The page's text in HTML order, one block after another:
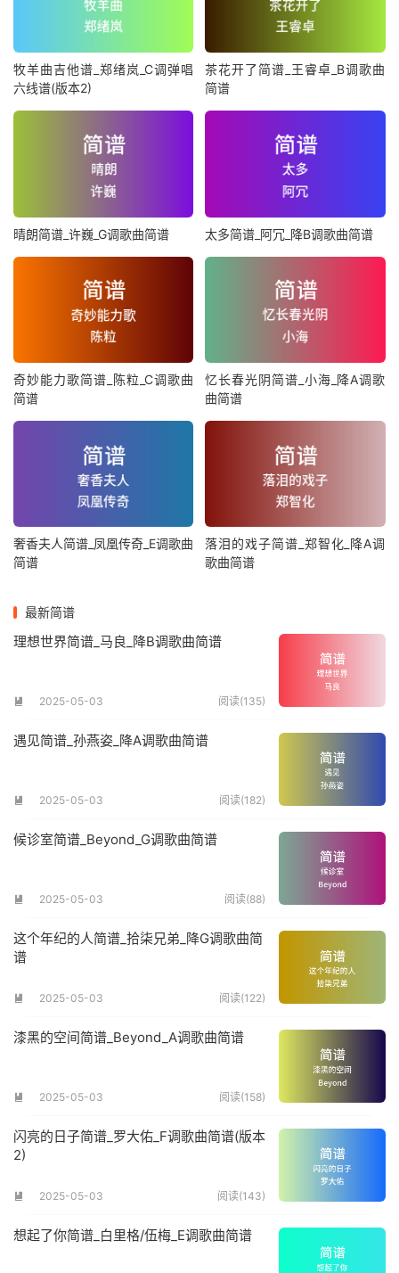
牧羊曲吉他谱_郑绪岚_C调弹唱
六线谱(版本2)
茶花开了简谱_王睿卓_B调歌曲
简谱
晴朗简谱_许巍_G调歌曲简谱 太多简谱_阿冗_降B调歌曲简谱
奇妙能力歌简谱_陈粒_C调歌曲
简谱
忆长春光阴简谱_小海_降A调歌
曲简谱
奢香夫人简谱_凤凰传奇_E调歌曲
简谱
落泪的戏子简谱_郑智化_降A调
歌曲简谱
最新简谱
理想世界简谱_马良_降B调歌曲简谱
 2025-05-03 阅读(135)
遇见简谱_孙燕姿_降A调歌曲简谱
 2025-05-03 阅读(182)
候诊室简谱_Beyond_G调歌曲简谱
 2025-05-03 阅读(88)
这个年纪的人简谱_拾柒兄弟_降G调歌曲简
谱
 2025-05-03 阅读(122)
漆黑的空间简谱_Beyond_A调歌曲简谱
 2025-05-03 阅读(158)
闪亮的日子简谱_罗大佑_F调歌曲简谱(版本
2)
 2025-05-03 阅读(143)
想起了你简谱_白里格/伍梅_E调歌曲简谱